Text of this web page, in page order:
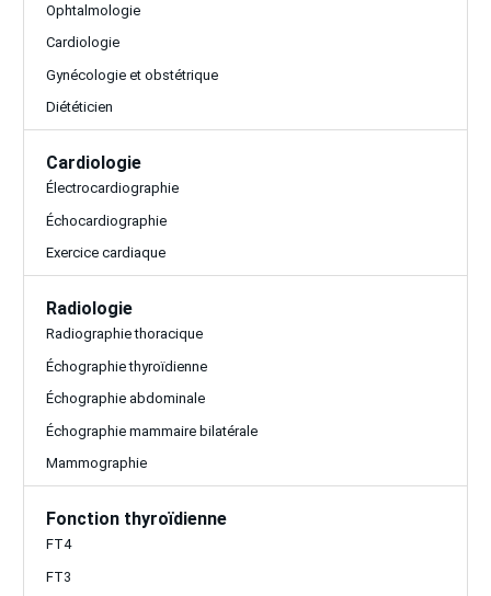
Ophtalmologie
Cardiologie
Gynécologie et obstétrique
Diététicien
Cardiologie
Électrocardiographie
Échocardiographie
Exercice cardiaque
Radiologie
Radiographie thoracique
Échographie thyroïdienne
Échographie abdominale
Échographie mammaire bilatérale
Mammographie
Fonction thyroïdienne
FT4
FT3